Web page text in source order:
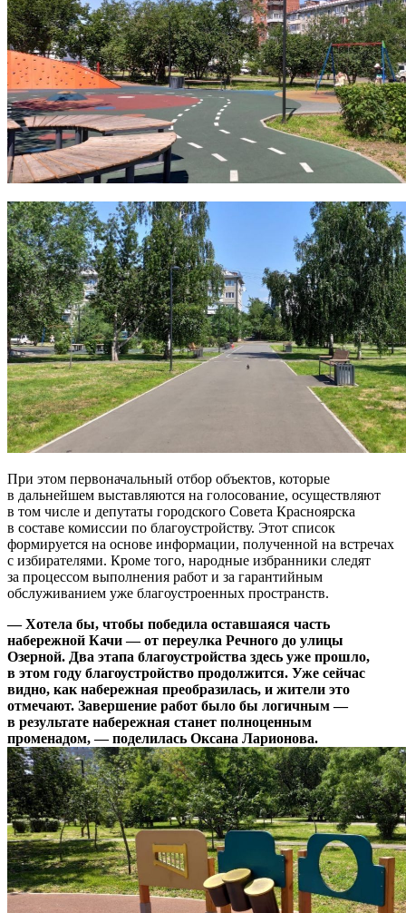
При этом первоначальный отбор объектов, которые
в дальнейшем выставляются на голосование, осуществляют
в том числе и депутаты городского Совета Красноярска
в составе комиссии по благоустройству. Этот список
формируется на основе информации, полученной на встречах
с избирателями. Кроме того, народные избранники следят
за процессом выполнения работ и за гарантийным
обслуживанием уже благоустроенных пространств.
— Хотела бы, чтобы победила оставшаяся часть
набережной Качи — от переулка Речного до улицы
Озерной. Два этапа благоустройства здесь уже прошло,
в этом году благоустройство продолжится. Уже сейчас
видно, как набережная преобразилась, и жители это
отмечают. Завершение работ было бы логичным —
в результате набережная станет полноценным
променадом, — поделилась Оксана Ларионова.